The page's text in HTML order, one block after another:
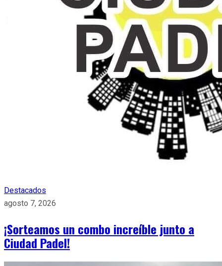
Destacados
agosto 7, 2026
¡Sorteamos un combo increíble junto a
Ciudad Padel!